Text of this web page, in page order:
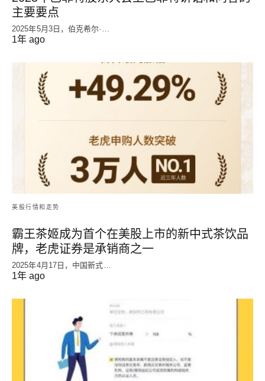
主要要点
2025年5月3日，伯克希尔·…
1年 ago
美股行情和走势
霸王茶姬成为首个在美股上市的新中式茶饮品
牌，老虎证券是承销商之一
2025年4月17日，中国新式…
1年 ago